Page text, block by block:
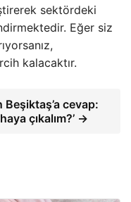
sektördeki
Eğer siz
kalacaktır.
Beşiktaş’a cevap:
çıkalım?’ →